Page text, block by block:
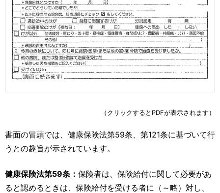
（クリックするとPDFが表示されます）
書面の冒頭では、健康保険法第59条、第121条に基づいて行
うとの趣旨が示されています。
健康保険法第59条： 保険者は、保険給付に関して必要があ
ると認めるときは、保険給付を受ける者に（～略）対し、